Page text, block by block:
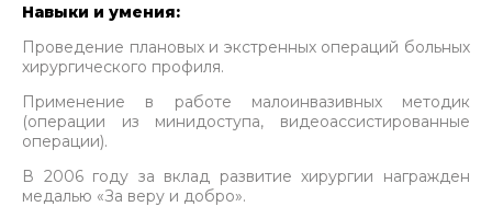
Навыки и умения:
Проведение плановых и экстренных операций больных
хирургического профиля.
Применение в работе малоинвазивных методик
(операции из минидоступа, видеоассистированные
операции).
В 2006 году за вклад развитие хирургии награжден
медалью «За веру и добро».